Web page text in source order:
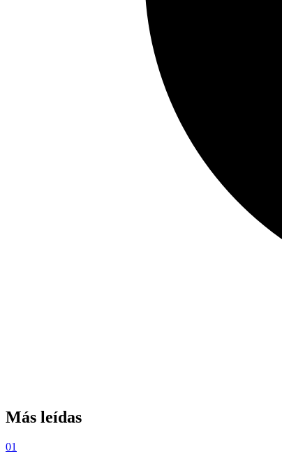
Más leídas
01